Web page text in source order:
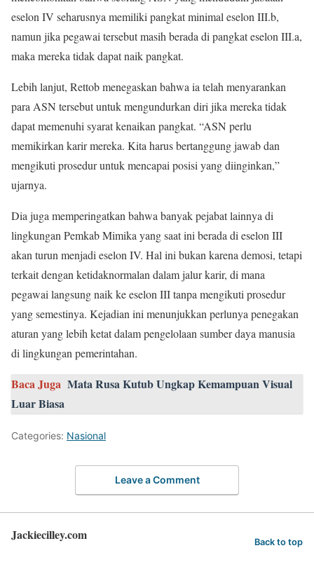
eselon IV seharusnya memiliki pangkat minimal eselon III.b,
namun jika pegawai tersebut masih berada di pangkat eselon III.a,
maka mereka tidak dapat naik pangkat.
Lebih lanjut, Rettob menegaskan bahwa ia telah menyarankan
para ASN tersebut untuk mengundurkan diri jika mereka tidak
dapat memenuhi syarat kenaikan pangkat. “ASN perlu
memikirkan karir mereka. Kita harus bertanggung jawab dan
mengikuti prosedur untuk mencapai posisi yang diinginkan,”
ujarnya.
Dia juga memperingatkan bahwa banyak pejabat lainnya di
lingkungan Pemkab Mimika yang saat ini berada di eselon III
akan turun menjadi eselon IV. Hal ini bukan karena demosi, tetapi
terkait dengan ketidaknormalan dalam jalur karir, di mana
pegawai langsung naik ke eselon III tanpa mengikuti prosedur
yang semestinya. Kejadian ini menunjukkan perlunya penegakan
aturan yang lebih ketat dalam pengelolaan sumber daya manusia
di lingkungan pemerintahan.
Baca Juga Mata Rusa Kutub Ungkap Kemampuan Visual
Luar Biasa
Categories: Nasional
Leave a Comment
Jackiecilley.com Back to top